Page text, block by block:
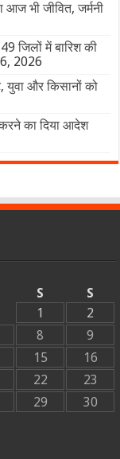
भी जीवित, जर्मनी
जिलों में बारिश की
2026
युवा और किसानों को
करने का दिया आदेश
S
S
1
2
8
9
15
16
22
23
29
30